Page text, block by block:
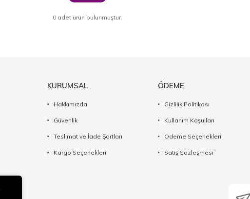
0 adet ürün bulunmuştur.
KURUMSAL
Hakkımızda
Güvenlik
Teslimat ve İade Şartları
Kargo Seçenekleri
ÖDEME
Gizlilik Politikası
Kullanım Koşulları
Ödeme Seçenekleri
Satış Sözleşmesi